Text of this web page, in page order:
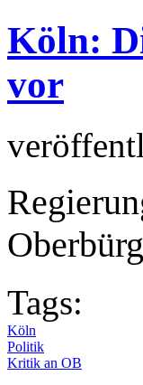
Köln:
vor
Tags:
Köln
Politik
Kritik an OB